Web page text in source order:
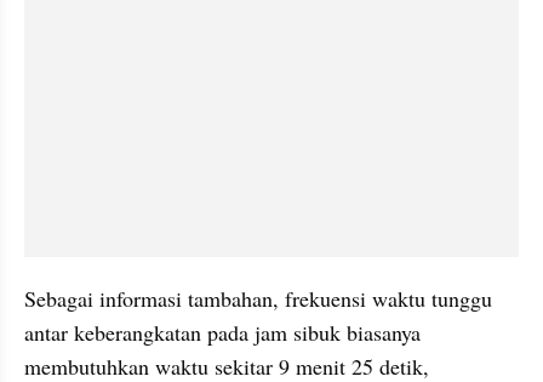
Sebagai informasi tambahan, frekuensi waktu tunggu
antar keberangkatan pada jam sibuk biasanya
membutuhkan waktu sekitar 9 menit 25 detik,